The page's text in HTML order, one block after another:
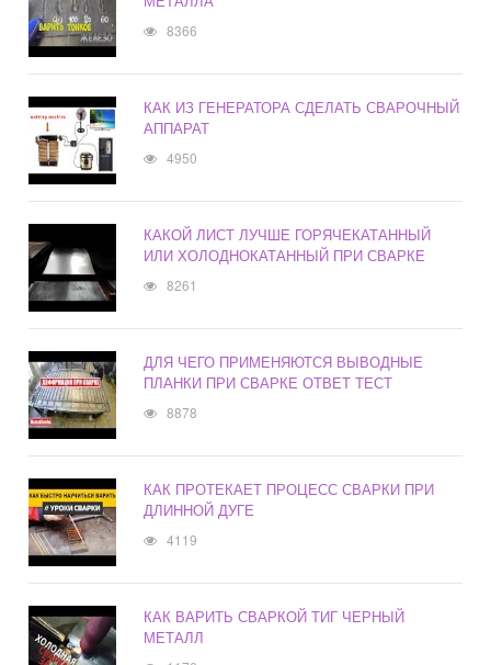
8366
КАК ИЗ ГЕНЕРАТОРА СДЕЛАТЬ СВАРОЧНЫЙ
АППАРАТ
4950
КАКОЙ ЛИСТ ЛУЧШЕ ГОРЯЧЕКАТАННЫЙ
ИЛИ ХОЛОДНОКАТАННЫЙ ПРИ СВАРКЕ
8261
ДЛЯ ЧЕГО ПРИМЕНЯЮТСЯ ВЫВОДНЫЕ
ПЛАНКИ ПРИ СВАРКЕ ОТВЕТ ТЕСТ
8878
КАК ПРОТЕКАЕТ ПРОЦЕСС СВАРКИ ПРИ
ДЛИННОЙ ДУГЕ
4119
КАК ВАРИТЬ СВАРКОЙ ТИГ ЧЕРНЫЙ
МЕТАЛЛ